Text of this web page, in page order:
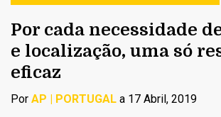
Por cada necessidade
e localização, uma só
eficaz
Por AP | PORTUGAL a 17 Abril, 2019